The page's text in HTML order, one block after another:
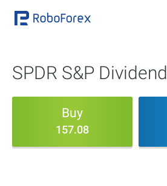
SPDR S&P Dividend
Buy
157.08